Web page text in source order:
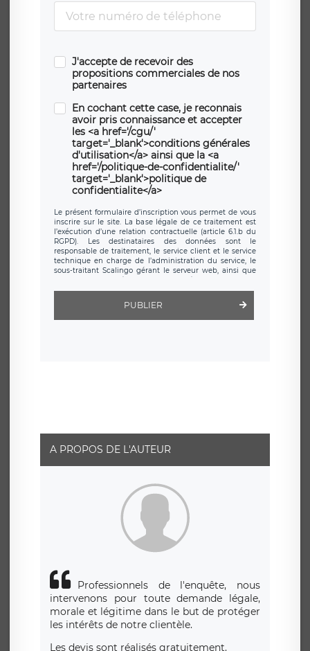
J'accepte de recevoir des
propositions commerciales de nos
partenaires
En cochant cette case, je reconnais
avoir pris connaissance et accepter
les <a href='/cgu/'
target='_blank'>conditions générales
d'utilisation</a> ainsi que la <a
href='/politique-de-confidentialite/'
target='_blank'>politique de
confidentialite</a>
Le présent formulaire d’inscription vous permet de vous
inscrire sur le site. La base légale de ce traitement est
l’exécution d’une relation contractuelle (article 6.1.b du
RGPD). Les destinataires des données sont le
responsable de traitement, le service client et le service
technique en charge de l’administration du service, le
sous-traitant Scalingo gérant le serveur web, ainsi que
toute personne légalement autorisée. Le formulaire
d’inscription est hébergé sur un serveur hébergé par
clauses de
protection conformes au RGPD
. Les données collectées
sont conservées jusqu’à ce que l’Internaute en sollicite la
rue Léopold Sédar Senghor, joignable à l’adresse mail :
responsabledetraitement@legavox.fr. Vous avez
également le droit d’introduire une réclamation auprès
d’une autorité de contrôle.
PUBLIER
A PROPOS DE L'AUTEUR
Professionnels de l'enquête, nous
intervenons pour toute demande légale,
morale et légitime dans le but de protéger
les intérêts de notre clientèle.
Les devis sont réalisés gratuitement.